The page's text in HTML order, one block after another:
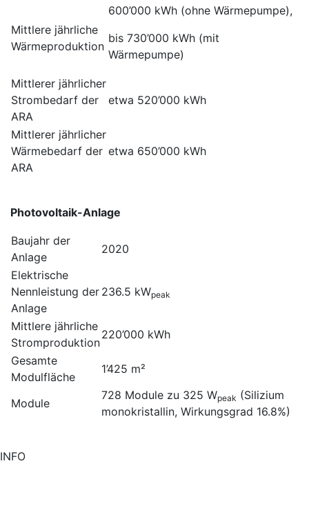
Mittlere jährliche
Wärmeproduktion
600’000 kWh (ohne Wärmepumpe),
bis 730’000 kWh (mit
Wärmepumpe)
Mittlerer jährlicher
Strombedarf der
ARA
etwa 520’000 kWh
Mittlerer jährlicher
Wärmebedarf der
ARA
etwa 650’000 kWh
Photovoltaik-Anlage
Baujahr der
Anlage
2020
Elektrische
Nennleistung der
Anlage
236.5 kWpeak
Mittlere jährliche
Stromproduktion
220’000 kWh
Gesamte
Modulfläche
1’425 m²
Module
728 Module zu 325 Wpeak (Silizium
monokristallin, Wirkungsgrad 16.8%)
INFO